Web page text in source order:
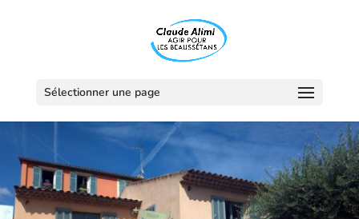
Sélectionner une page